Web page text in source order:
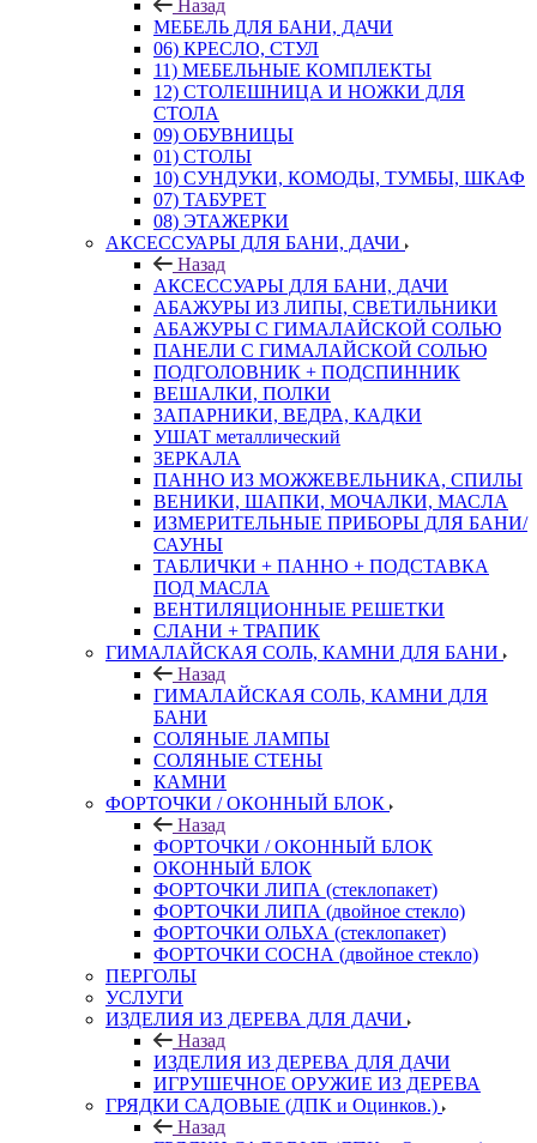
Назад
МЕБЕЛЬ ДЛЯ БАНИ, ДАЧИ
06) КРЕСЛО, СТУЛ
11) МЕБЕЛЬНЫЕ КОМПЛЕКТЫ
12) СТОЛЕШНИЦА И НОЖКИ ДЛЯ
СТОЛА
09) ОБУВНИЦЫ
01) СТОЛЫ
10) СУНДУКИ, КОМОДЫ, ТУМБЫ, ШКАФ
07) ТАБУРЕТ
08) ЭТАЖЕРКИ
АКСЕССУАРЫ ДЛЯ БАНИ, ДАЧИ
Назад
АКСЕССУАРЫ ДЛЯ БАНИ, ДАЧИ
АБАЖУРЫ ИЗ ЛИПЫ, СВЕТИЛЬНИКИ
АБАЖУРЫ С ГИМАЛАЙСКОЙ СОЛЬЮ
ПАНЕЛИ С ГИМАЛАЙСКОЙ СОЛЬЮ
ПОДГОЛОВНИК + ПОДСПИННИК
ВЕШАЛКИ, ПОЛКИ
ЗАПАРНИКИ, ВЕДРА, КАДКИ
УШАТ металлический
ЗЕРКАЛА
ПАННО ИЗ МОЖЖЕВЕЛЬНИКА, СПИЛЫ
ВЕНИКИ, ШАПКИ, МОЧАЛКИ, МАСЛА
ИЗМЕРИТЕЛЬНЫЕ ПРИБОРЫ ДЛЯ БАНИ/
САУНЫ
ТАБЛИЧКИ + ПАННО + ПОДСТАВКА
ПОД МАСЛА
ВЕНТИЛЯЦИОННЫЕ РЕШЕТКИ
СЛАНИ + ТРАПИК
ГИМАЛАЙСКАЯ СОЛЬ, КАМНИ ДЛЯ БАНИ
Назад
ГИМАЛАЙСКАЯ СОЛЬ, КАМНИ ДЛЯ
БАНИ
СОЛЯНЫЕ ЛАМПЫ
СОЛЯНЫЕ СТЕНЫ
КАМНИ
ФОРТОЧКИ / ОКОННЫЙ БЛОК
Назад
ФОРТОЧКИ / ОКОННЫЙ БЛОК
ОКОННЫЙ БЛОК
ФОРТОЧКИ ЛИПА (стеклопакет)
ФОРТОЧКИ ЛИПА (двойное стекло)
ФОРТОЧКИ ОЛЬХА (стеклопакет)
ФОРТОЧКИ СОСНА (двойное стекло)
ПЕРГОЛЫ
УСЛУГИ
ИЗДЕЛИЯ ИЗ ДЕРЕВА ДЛЯ ДАЧИ
Назад
ИЗДЕЛИЯ ИЗ ДЕРЕВА ДЛЯ ДАЧИ
ИГРУШЕЧНОЕ ОРУЖИЕ ИЗ ДЕРЕВА
ГРЯДКИ САДОВЫЕ (ДПК и Оцинков.)
Назад